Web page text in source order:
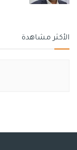
الأكثر مشاهدة